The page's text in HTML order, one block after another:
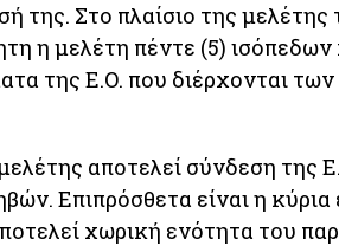
της. Στο πλαίσιο της
η μελέτη πέντε (5)
της Ε.Ο. που διέρχονται
αποτελεί σύνδεση της
Επιπρόσθετα είναι η κύρια
χωρική ενότητα του